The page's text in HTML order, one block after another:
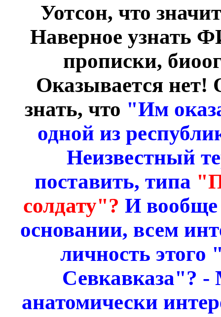
Уотсон, что
Наверное узнать
прописки,
Оказывается нет!
знать, что "Им
одной из
Неизвестный
поставить, типа
солдату"? И вообще
основании, всем
личность этого
Севкавказа"? -
анатомически